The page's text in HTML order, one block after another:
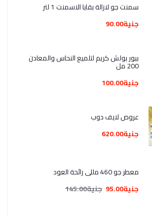
سمنت جو لازالة بقايا الاسمنت 1 لتر
جنية90.00
بيور بولش كريم لتلميع النحاس والمعادن
200 مل
جنية100.00
عروض لايف دوب
جنية620.00
معطر جو 460 مللي رائحة العود
جنية95.00
جنية145.00